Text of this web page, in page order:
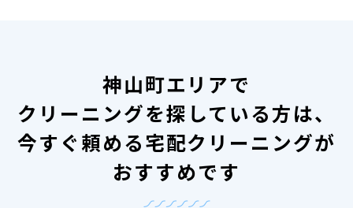
神山町エリアで
クリーニングを探している方は、
今すぐ頼める宅配クリーニングが
おすすめです